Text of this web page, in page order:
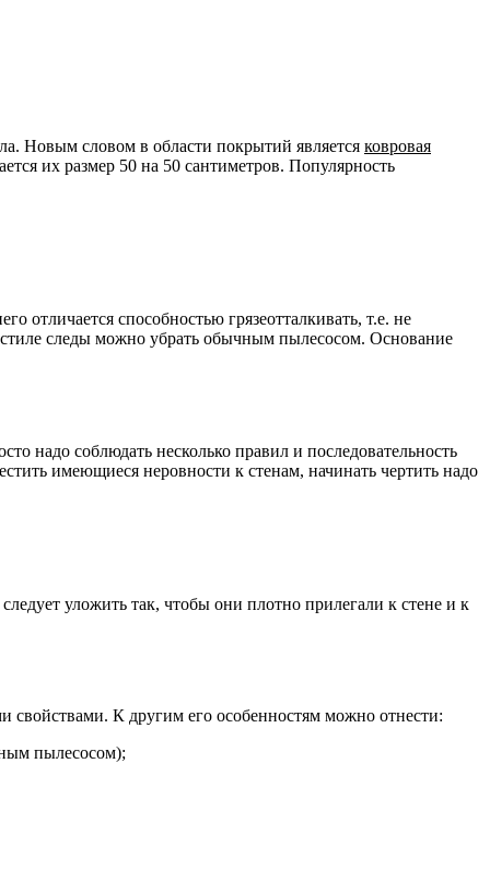
Новым словом в области покрытий является ковровая
их размер 50 на 50 сантиметров. Популярность
отличается способностью грязеотталкивать, т.е. не
следы можно убрать обычным пылесосом. Основание
надо соблюдать несколько правил и последовательность
имеющиеся неровности к стенам, начинать чертить надо
уложить так, чтобы они плотно прилегали к стене и к
К другим его особенностям можно отнести:
пылесосом);